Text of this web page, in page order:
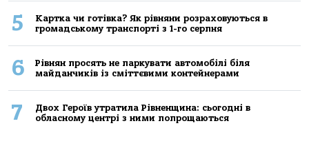
5
Картка чи готівка? Як рівняни розраховуються в
громадському транспорті з 1-го серпня
6
Рівнян просять не паркувати автомобілі біля
майданчиків із сміттєвими контейнерами
7
Двох Героїв утратила Рівненщина: сьогодні в
обласному центрі з ними попрощаються